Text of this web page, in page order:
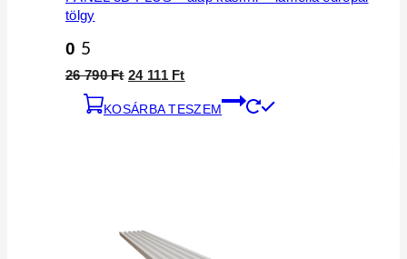
tölgy
0 5
26 790Ft Original
was:
24 111 FtCurrent
is:
KOSÁRBA TESZEM